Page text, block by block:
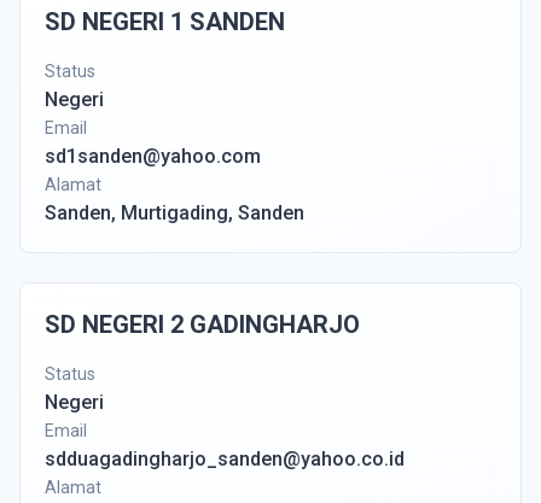
SD NEGERI 1 SANDEN
Status
Negeri
Email
sd1sanden@yahoo.com
Alamat
Sanden, Murtigading, Sanden
SD NEGERI 2 GADINGHARJO
Status
Negeri
Email
sdduagadingharjo_sanden@yahoo.co.id
Alamat